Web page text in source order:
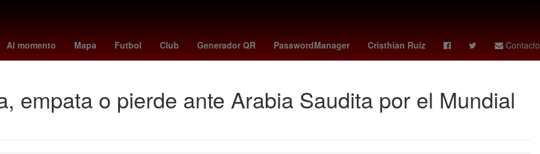
Al momento Mapa Futbol Club Generador QR PasswordManager Cristhian Ruiz Contacto
Juegos Olímpicos Agresión votaciones la casa de los famosos mexico 2026 Rosario toluca vs santos 27 de marzo
empata o pierde ante Arabia Saudita por el Mundial